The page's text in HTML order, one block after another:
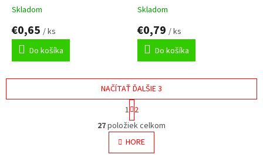
Skladom
€0,65 / ks
Do košíka
Skladom
€0,79 / ks
Do košíka
O
v
l
á
NAČÍTAŤ ĎALŠIE 3
S
t
r
á
n
k
1 2
27položiek celkom
HORE